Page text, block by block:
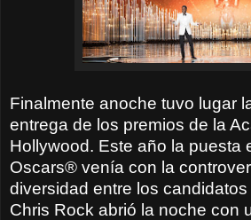
Finalmente anoche tuvo lugar
entrega de los premios de la
Hollywood. Este año la puesta
Oscars® venía con la
diversidad entre los
Chris Rock abrió la noche con